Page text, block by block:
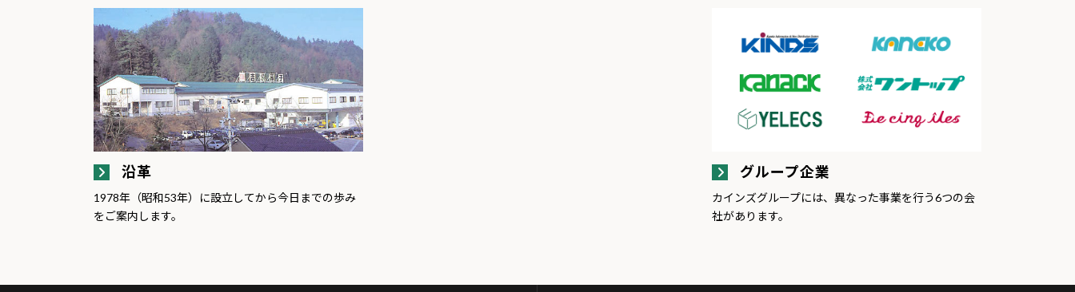
沿革
1978年（昭和53年）に設立してから今日までの歩み
をご案内します。
グループ企業
カインズグループには、異なった事業を行う6つの会
社があります。